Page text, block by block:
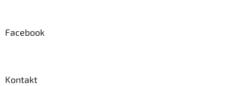
Facebook
Kontakt